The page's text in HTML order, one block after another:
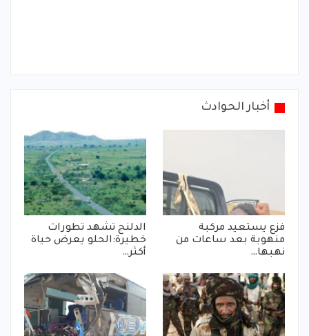
أخبار الحوادث
فزع يستعيد مركبة
منهوبة بعد ساعات من
نهبها…
الدلنج تشهد تطورات
خطيرة:الحلو يعرض حياة
أكثر…